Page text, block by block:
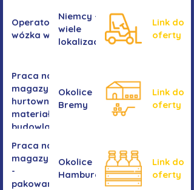
Operator/operatorka
wózka widłowego
Niemcy -
wiele
lokalizacji
Link do
oferty
Praca na
magazynie -
hurtownia
materiałów
budowlanych
Okolice
Bremy
Link do
oferty
Praca na
magazynie
-
pakowanie
Okolice
Hamburga
Link do
oferty